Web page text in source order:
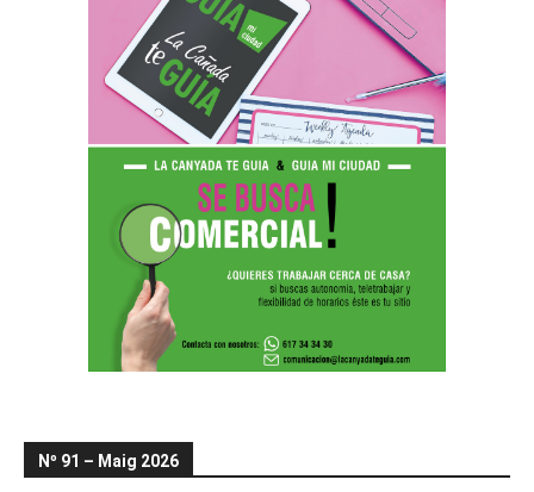
Nº 91 – Maig 2026